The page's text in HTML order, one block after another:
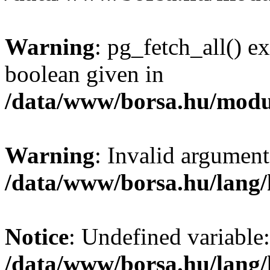
Warning: pg_fetch_all()
boolean given in
/data/www/borsa.hu/
Warning: Invalid
/data/www/borsa.hu/
Notice: Undefined
/data/www/borsa.hu/